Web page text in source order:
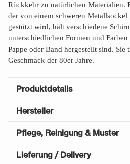
Rückkehr zu natürlichen Materialien.
der von einem schweren Metallsockel
gestützt wird, hält verschiedene
unterschiedlichen Formen und
Pappe oder Band hergestellt sind. Sie
Geschmack der 80er Jahre.
Produktdetails
Hersteller
Pflege, Reinigung & Muster
Lieferung / Delivery